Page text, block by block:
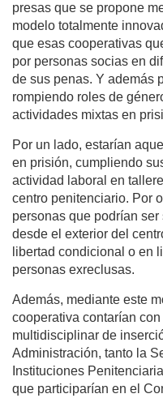
presas que se propone
modelo totalmente
que esas cooperativas
por personas socias en
de sus penas. Y además
rompiendo roles de
actividades mixtas en
Por un lado, estarían
en prisión, cumpliendo
actividad laboral en
centro penitenciario. Por
personas que podrían
desde el exterior del
libertad condicional o en
personas exreclusas.
Además, mediante este
cooperativa contarían
multidisciplinar de
Administración, tanto la
Instituciones
que participarían en el